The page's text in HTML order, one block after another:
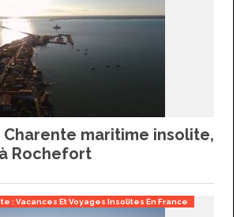
Charente maritime insolite,
Rochefort
: Vacances Et Voyages Insolites En France